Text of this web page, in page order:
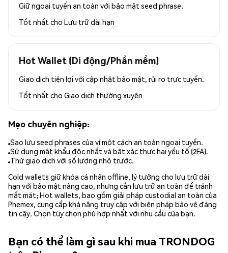
Giữ ngoại tuyến an toàn với bảo mật seed phrase.
Tốt nhất cho Lưu trữ dài hạn
Hot Wallet (Di động/Phần mềm)
Giao dịch tiện lợi với cập nhật bảo mật, rủi ro trực tuyến.
Tốt nhất cho Giao dịch thường xuyên
Mẹo chuyên nghiệp:
Sao lưu seed phrases của ví một cách an toàn ngoại tuyến.
Sử dụng mật khẩu độc nhất và bật xác thực hai yếu tố (2FA).
Thử giao dịch với số lượng nhỏ trước.
Cold wallets giữ khóa cá nhân offline, lý tưởng cho lưu trữ dài
hạn với bảo mật nâng cao, nhưng cần lưu trữ an toàn để tránh
mất mát; Hot wallets, bao gồm giải pháp custodial an toàn của
Phemex, cung cấp khả năng truy cập với biện pháp bảo vệ đáng
tin cậy. Chọn tùy chọn phù hợp nhất với nhu cầu của bạn.
Bạn có thể làm gì sau khi mua TRONDOG